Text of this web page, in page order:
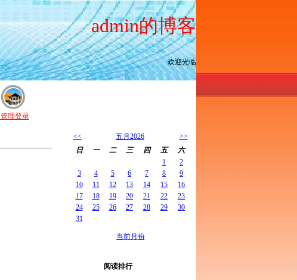
admin的博客
欢迎光临
管理登录
<< 五月2026
>>
日
一 二 三 四 五
六
1
2
3
4 5 6 7 8
9
10
11 12 13 14 15
16
17
18 19 20 21 22
23
24
25 26 27 28 29
30
31
当前月份
阅读排行